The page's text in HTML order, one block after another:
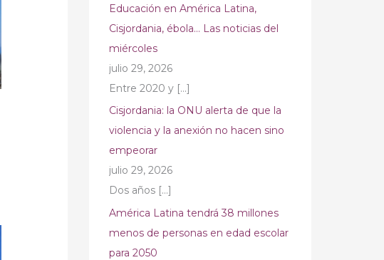
Educación en América Latina,
Cisjordania, ébola… Las noticias del
miércoles
julio 29, 2026
Entre 2020 y […]
Cisjordania: la ONU alerta de que la
violencia y la anexión no hacen sino
empeorar
julio 29, 2026
Dos años […]
América Latina tendrá 38 millones
menos de personas en edad escolar
para 2050